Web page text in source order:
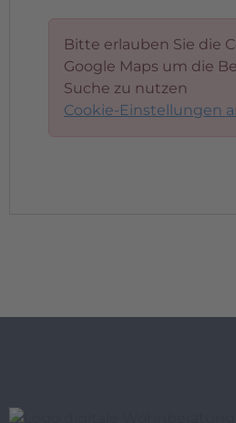
Bitte erlauben Sie die
Google Maps um die
Suche zu nutzen
Cookie-Einstellungen